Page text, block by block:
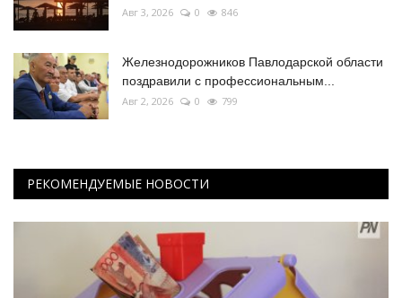
Авг 3, 2026 0 846
Железнодорожников Павлодарской области
поздравили с профессиональным...
Авг 2, 2026 0 799
РЕКОМЕНДУЕМЫЕ НОВОСТИ